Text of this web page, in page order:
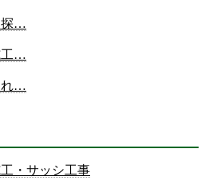
探…
工…
れ…
・サッシ工事